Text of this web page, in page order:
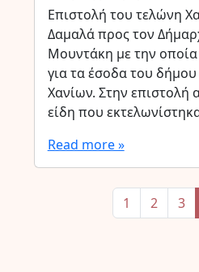
Επιστολή του τελώνη
Δαμαλά προς τον
Μουντάκη με την
για τα έσοδα του
Χανίων. Στην επιστολή
είδη που
Read more »
Page navigationPage
1 Page
2 3